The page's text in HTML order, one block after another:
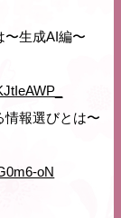
〜生成AI編〜
情報選びとは〜
oN